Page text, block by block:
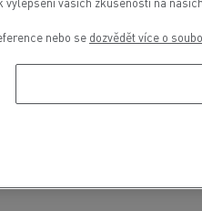
nebo se dozvědět více o